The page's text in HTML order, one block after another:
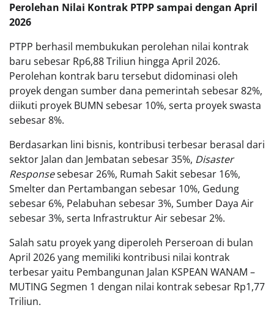
Perolehan Nilai Kontrak PTPP sampai dengan April
2026
PTPP berhasil membukukan perolehan nilai kontrak
baru sebesar Rp6,88 Triliun hingga April 2026.
Perolehan kontrak baru tersebut didominasi oleh
proyek dengan sumber dana pemerintah sebesar 82%,
diikuti proyek BUMN sebesar 10%, serta proyek swasta
sebesar 8%.
Berdasarkan lini bisnis, kontribusi terbesar berasal dari
sektor Jalan dan Jembatan sebesar 35%, Disaster
Responsesebesar 26%, Rumah Sakit sebesar 16%,
Smelter dan Pertambangan sebesar 10%, Gedung
sebesar 6%, Pelabuhan sebesar 3%, Sumber Daya Air
sebesar 3%, serta Infrastruktur Air sebesar 2%.
Salah satu proyek yang diperoleh Perseroan di bulan
April 2026 yang memiliki kontribusi nilai kontrak
terbesar yaitu Pembangunan Jalan KSPEAN WANAM –
MUTING Segmen 1 dengan nilai kontrak sebesar Rp1,77
Triliun.